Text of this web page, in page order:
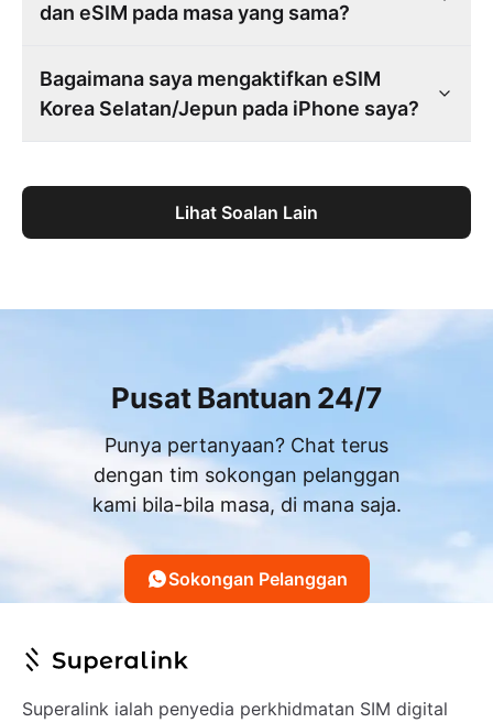
dan eSIM pada masa yang sama?
Bagaimana saya mengaktifkan eSIM
Korea Selatan/Jepun pada iPhone saya?
Lihat Soalan Lain
Pusat Bantuan 24/7
Punya pertanyaan? Chat terus
dengan tim sokongan pelanggan
kami bila-bila masa, di mana saja.
Sokongan Pelanggan
Superalink ialah penyedia perkhidmatan SIM digital